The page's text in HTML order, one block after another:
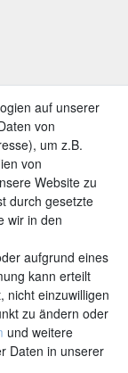
auf unserer
von
um z.B.
von
Website zu
durch gesetzte
wir in den
aufgrund eines
kann erteilt
nicht einzuwilligen
zu ändern oder
und weitere
Daten in unserer